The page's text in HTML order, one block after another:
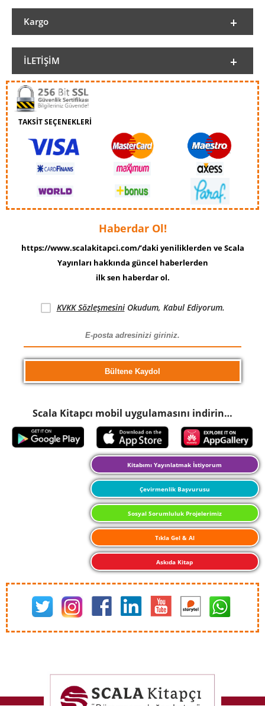
Kargo
İLETIŞIM
TAKSİT SEÇENEKLERİ
Haberdar Ol!
https://www.scalakitapci.com/’daki yeniliklerden ve Scala
Yayınları hakkında güncel haberlerden
ilk sen haberdar ol.
KVKK SözleşmesiniOkudum, Kabul Ediyorum.
Scala Kitapcı mobil uygulamasını indirin…
Kitabımı Yayınlatmak İstiyorum
Çevirmenlik Başvurusu
Sosyal Sorumluluk Projelerimiz
Tıkla Gel & Al
Askıda Kitap